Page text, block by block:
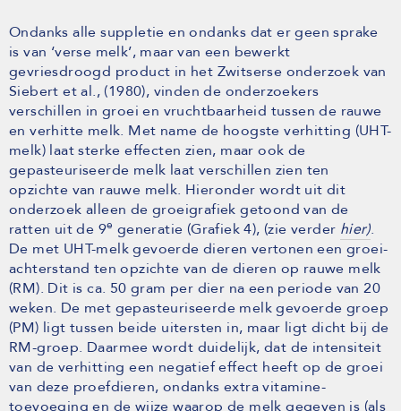
Ondanks alle suppletie en ondanks dat er geen sprake
is van ‘verse melk’, maar van een bewerkt
gevriesdroogd product in het Zwitserse onderzoek van
Siebert et al., (1980), vinden de onderzoekers
verschillen in groei en vruchtbaarheid tussen de rauwe
en verhitte melk. Met name de hoogste verhitting (UHT-
melk) laat sterke effecten zien, maar ook de
gepasteuriseerde melk laat verschillen zien ten
opzichte van rauwe melk. Hieronder wordt uit dit
onderzoek alleen de groeigrafiek getoond van de
ratten uit de 9e generatie (Grafiek 4), (zie verder hier).
De met UHT-melk gevoerde dieren vertonen een groei-
achterstand ten opzichte van de dieren op rauwe melk
(RM). Dit is ca. 50 gram per dier na een periode van 20
weken. De met gepasteuriseerde melk gevoerde groep
(PM) ligt tussen beide uitersten in, maar ligt dicht bij de
RM-groep. Daarmee wordt duidelijk, dat de intensiteit
van de verhitting een negatief effect heeft op de groei
van deze proefdieren, ondanks extra vitamine-
toevoeging en de wijze waarop de melk gegeven is (als